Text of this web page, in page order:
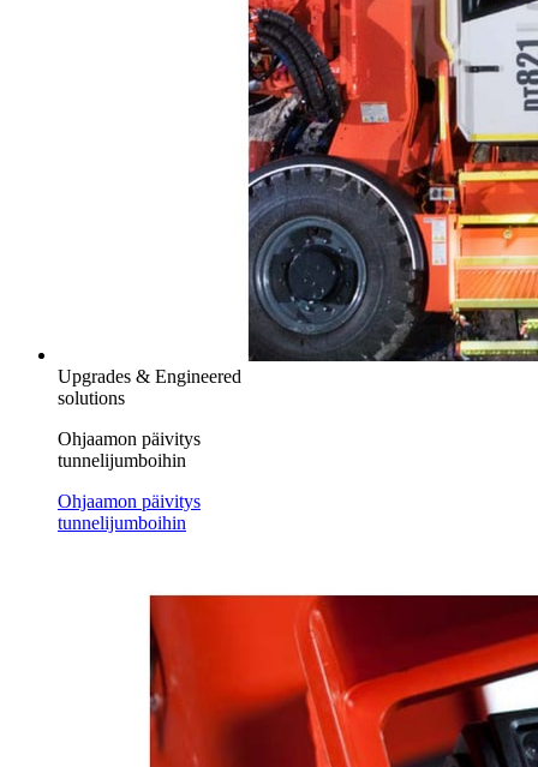
Upgrades & Engineered
solutions
Ohjaamon päivitys
tunnelijumboihin
Ohjaamon päivitys
tunnelijumboihin